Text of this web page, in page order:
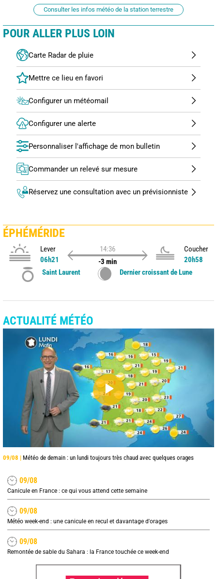
Consulter les infos météo de la station terrestre
POUR ALLER PLUS LOIN
Carte Radar de pluie
Configurer un météomail
Configurer une alerte
Personnaliser l'affichage de mon bulletin
Commander un relevé sur mesure
Réservez une consultation avec un prévisionniste
ÉPHÉMÉRIDE
Lever
06h21
14:36
-3 min
Coucher
20h58
Saint Laurent
Dernier croissant de Lune
ACTUALITÉ MÉTÉO
09/08 | Météo de demain : un lundi toujours très chaud avec quelques orages
09/08
Canicule en France : ce qui vous attend cette semaine
09/08
Météo week-end : une canicule en recul et davantage d'orages
09/08
Remontée de sable du Sahara : la France touchée ce week-end